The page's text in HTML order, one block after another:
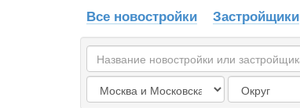
Все новостройки Застройщики